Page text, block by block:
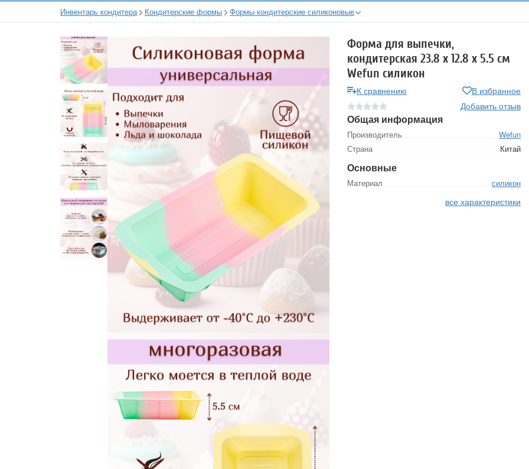
Инвентарь кондитера Кондитерские формы Формы кондитерские силиконовые
Форма для выпечки,
кондитерская 23.8 х 12.8 х 5.5 см
Wefun силикон
К сравнению
В избранное
Добавить отзыв
Общая информация
Производитель
Wefun
Страна
Китай
Основные
Материал силикон
все характеристики